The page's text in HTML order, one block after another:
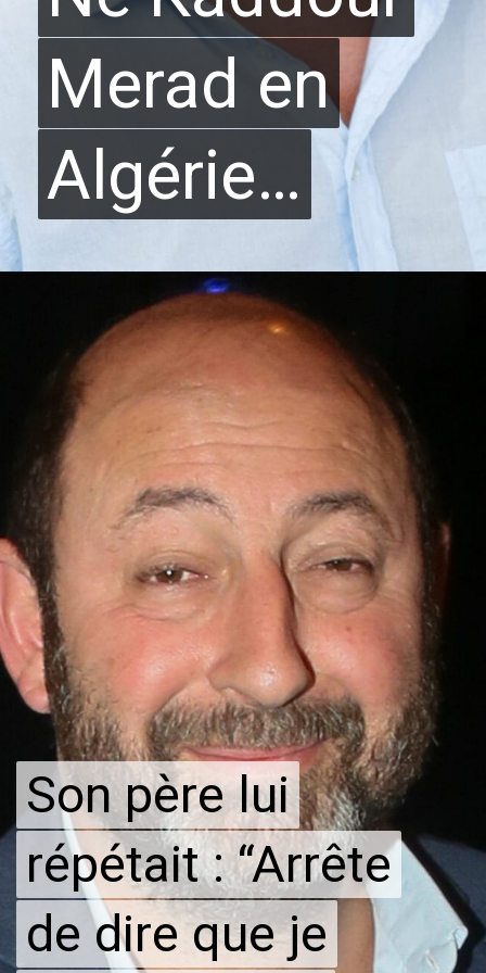
Merad en
Algérie…
Merad en
Algérie…
Son père lui
répétait : “Arrête
de dire que je
Son père lui
répétait : “Arrête
de dire que je